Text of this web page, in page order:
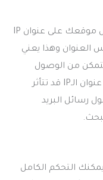
في الاستضافة المشتركة، عادة لا يحصل موقعك على عنوان IP
وهذا يعني
من الوصول
للموقع عبر الـIP مباشرة. كما أن سمعة عنوان الـIP قد تتأثر
رسائل البريد
التحكم الكامل